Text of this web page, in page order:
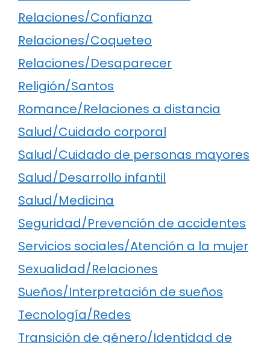
Relaciones/Confianza
Relaciones/Coqueteo
Relaciones/Desaparecer
Religión/Santos
Romance/Relaciones a distancia
Salud/Cuidado corporal
Salud/Cuidado de personas mayores
Salud/Desarrollo infantil
Salud/Medicina
Seguridad/Prevención de accidentes
Servicios sociales/Atención a la mujer
Sexualidad/Relaciones
Sueños/Interpretación de sueños
Tecnología/Redes
Transición de género/Identidad de